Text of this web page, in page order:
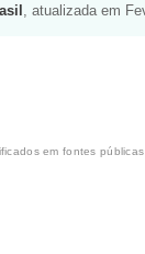
, atualizada em
em fontes públicas